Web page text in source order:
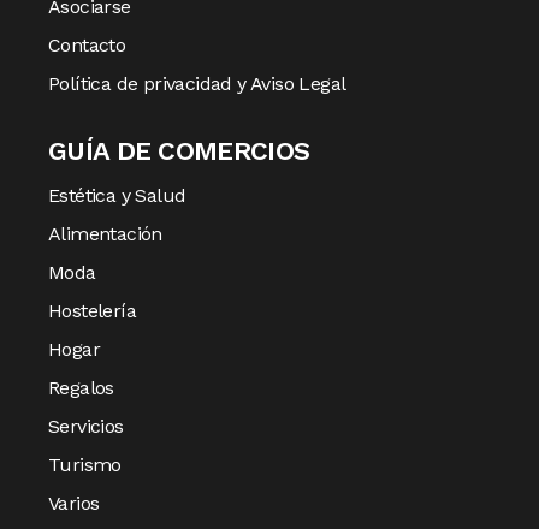
Asociarse
Contacto
Política de privacidad y Aviso Legal
GUÍA DE COMERCIOS
Estética y Salud
Alimentación
Moda
Hostelería
Hogar
Regalos
Servicios
Turismo
Varios